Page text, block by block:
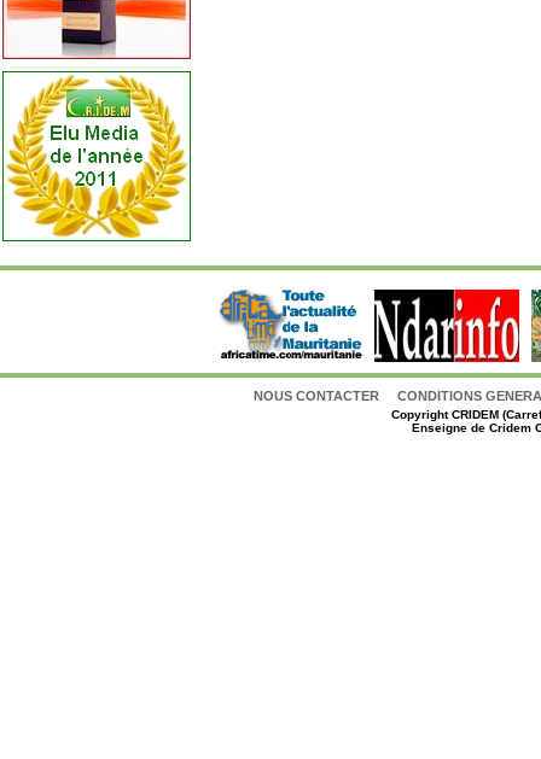
NOUS CONTACTER CONDITIONS
CopyrightCRIDEM
Enseigne de Cridem